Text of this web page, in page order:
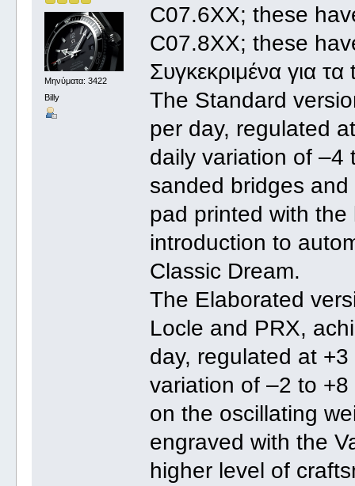
Μηνύματα: 3422
Billy
C07.6XX; these
C07.8XX; these
Συγκεκριμένα για
The Standard
per day, regulated
daily variation of –4
sanded bridges
pad printed with
introduction to
Classic Dream.
The Elaborated
Locle and PRX,
day, regulated at
variation of –2 to
on the oscillating
engraved with the
higher level of